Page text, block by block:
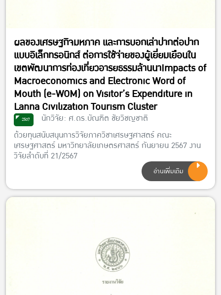
ผลของเศรษฐกิจมหภาค และการบอกเล่าปากต่อปาก
แบบอิเล็กทรอนิกส์ ต่อการใช้จ่ายของผู้เยี่ยมเยือนใน
เขตพัฒนาการท่องเที่ยวอารยธรรมล้านนาImpacts of
Macroeconomics and Electronic Word of
Mouth (e-WOM) on Visitor’s Expenditure in
Lanna Civilization Tourism Cluster
2567
นักวิจัย: ศ.ดร.บัณฑิต ชัยวิชญชาติ
ด้วยทุนสนับสนุนการวิจัยภาควิชาเศรษฐศาสตร์ คณะ
เศรษฐศาสตร์ มหาวิทยาลัยเกษตรศาสตร์ กันยายน 2567 งาน
วิจัยลำดับที่ 21/2567
อ่านเพิ่มเติม